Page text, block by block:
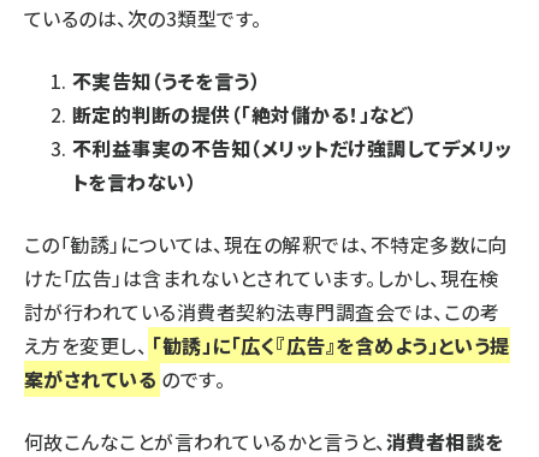
ているのは、次の3類型です。
不実告知（うそを言う）
断定的判断の提供（「絶対儲かる！」など）
不利益事実の不告知（メリットだけ強調してデメリッ
トを言わない）
この「勧誘」については、現在の解釈では、不特定多数に向
けた「広告」は含まれないとされています。しかし、現在検
討が行われている消費者契約法専門調査会では、この考
え方を変更し、 「勧誘」に「広く『広告』を含めよう」という提
案がされている のです。
何故こんなことが言われているかと言うと、消費者相談を